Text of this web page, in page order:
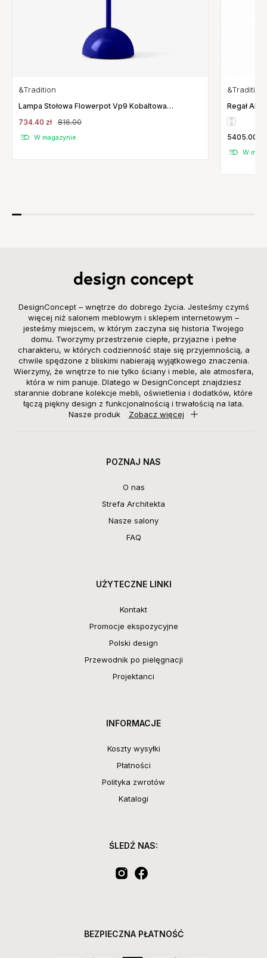
&Tradition
Lampa Stołowa Flowerpot Vp9 Kobaltowa
734.40 zł 816.00
W magazynie
&Tradition
Regał
5405.00 zł
W
DesignConcept – wnętrze do dobrego życia. Jesteśmy czymś
więcej niż salonem meblowym i sklepem internetowym –
jesteśmy miejscem, w którym zaczyna się historia Twojego
domu. Tworzymy przestrzenie ciepłe, przyjazne i pełne
charakteru, w których codzienność staje się przyjemnością, a
chwile spędzone z bliskimi nabierają wyjątkowego znaczenia.
Wierzymy, że wnętrze to nie tylko ściany i meble, ale atmosfera,
która w nim panuje. Dlatego w DesignConcept znajdziesz
starannie dobrane kolekcje mebli, oświetlenia i dodatków, które
łączą piękny design z funkcjonalnością i trwałością na lata.
Nasze produk
Zobacz więcej
POZNAJ NAS
O nas
Strefa Architekta
Nasze salony
FAQ
UŻYTECZNE LINKI
Kontakt
Promocje ekspozycyjne
Polski design
Przewodnik po pielęgnacji
Projektanci
INFORMACJE
Koszty wysyłki
Płatności
Polityka zwrotów
Katalogi
ŚLEDŹ NAS:
BEZPIECZNA PŁATNOŚĆ